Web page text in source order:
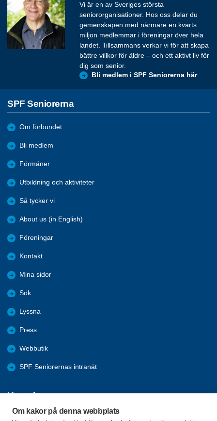
Om kakor på denna webbplats
Vi är en av Sveriges största
seniororganisationer. Hos oss delar du
gemenskapen med närmare en kvarts
miljon medlemmar i föreningar över hela
landet. Tillsammans verkar vi för att skapa
bättre villkor för äldre – och ett aktivt liv för
dig som senior.
Bli medlem i SPF Seniorerna här
SPF Seniorerna
Om förbundet
Bli medlem
Förmåner
Utbildning och aktiviteter
Så tycker vi
About us (in English)
Föreningar
Kontakt
Mina sidor
Sök
Lyssna
Press
Webbutik
SPF Seniorernas intranät
Kontakta oss
Förbundets växel har öppet måndag - fredag, 09:00 - 15:00 med